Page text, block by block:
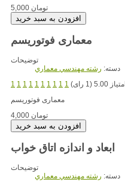
5,000 تومان
معماری فوتوریسم
توضیحات
دسته: رشته مهندسي معماري
1 1 1 1 1 1 1 1 1 1
امتیاز 5.00 (1 رای)
معماری فوتوریسم
4,000 تومان
ابعاد و اندازه اتاق خواب
توضیحات
دسته: رشته مهندسي معماري